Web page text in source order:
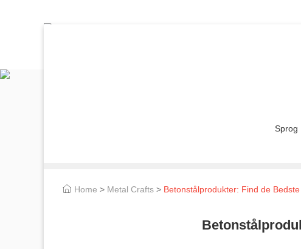
Sprog
Home > Metal Crafts > Betonstålprodukter: Find de